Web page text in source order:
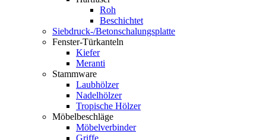
Roh
Beschichtet
Siebdruck-/Betonschalungsplatte
Fenster-Türkanteln
Kiefer
Meranti
Stammware
Laubhölzer
Nadelhölzer
Tropische Hölzer
Möbelbeschläge
Möbelverbinder